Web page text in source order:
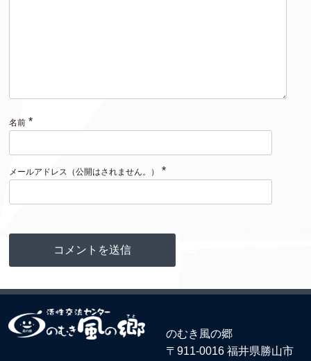
名前 *
メールアドレス（公開はされません。） *
のむき風の郷
〒911-0016 福井県勝山市